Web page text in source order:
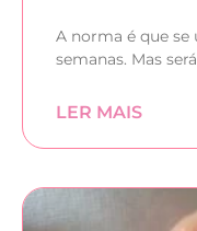
A norma é que se
semanas. Mas
LER MAIS